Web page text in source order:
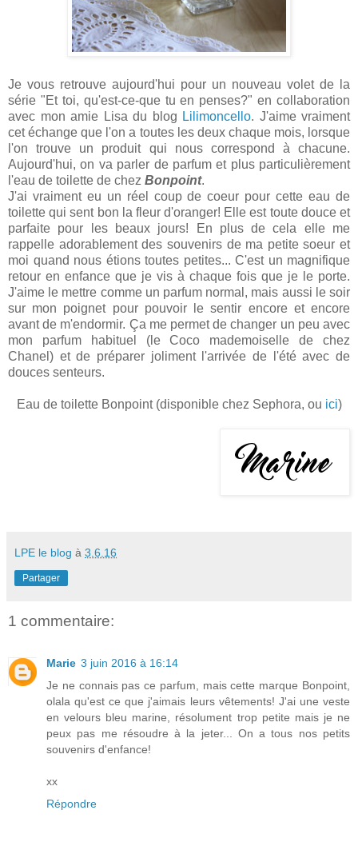
Je vous retrouve aujourd'hui pour un nouveau volet de la
série "Et toi, qu'est-ce-que tu en penses?" en collaboration
avec mon amie Lisa du blog Lilimoncello. J'aime vraiment
cet échange que l'on a toutes les deux chaque mois, lorsque
l'on trouve un produit qui nous correspond à chacune.
Aujourd'hui, on va parler de parfum et plus particulièrement
l'eau de toilette de chez Bonpoint.
J'ai vraiment eu un réel coup de coeur pour cette eau de
toilette qui sent bon la fleur d'oranger! Elle est toute douce et
parfaite pour les beaux jours! En plus de cela elle me
rappelle adorablement des souvenirs de ma petite soeur et
moi quand nous étions toutes petites... C'est un magnifique
retour en enfance que je vis à chaque fois que je le porte.
J'aime le mettre comme un parfum normal, mais aussi le soir
sur mon poignet pour pouvoir le sentir encore et encore
avant de m'endormir. Ça me permet de changer un peu avec
mon parfum habituel (le Coco mademoiselle de chez
Chanel) et de préparer joliment l'arrivée de l'été avec de
douces senteurs.
Eau de toilette Bonpoint (disponible chez Sephora, ou ici)
LPE le blog à 3.6.16
Partager
1 commentaire:
Marie 3 juin 2016 à 16:14
Je ne connais pas ce parfum, mais cette marque Bonpoint,
olala qu'est ce que j'aimais leurs vêtements! J'ai une veste
en velours bleu marine, résolument trop petite mais je ne
peux pas me résoudre à la jeter... On a tous nos petits
souvenirs d'enfance!
xx
Répondre